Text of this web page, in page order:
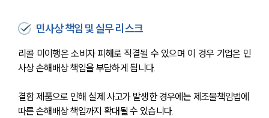
민사상 책임 및 실무 리스크
리콜 미이행은 소비자 피해로 직결될 수 있으며 이 경우 기업은 민
사상 손해배상 책임을 부담하게 됩니다.
결함 제품으로 인해 실제 사고가 발생한 경우에는 제조물책임법에
따른 손해배상 책임까지 확대될 수 있습니다.